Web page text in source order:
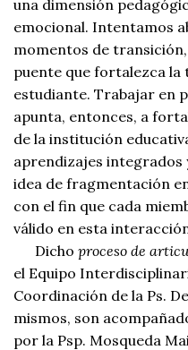
una dimensión
emocional. Intentamos
momentos de
puente que fortalezca
estudiante. Trabajar en
apunta, entonces, a
de la institución
aprendizajes integrados
idea de fragmentación
con el fin que cada
válido en esta
Dicho proceso de
el Equipo
Coordinación de la Ps.
mismos, son
por la Psp. Mosqueda